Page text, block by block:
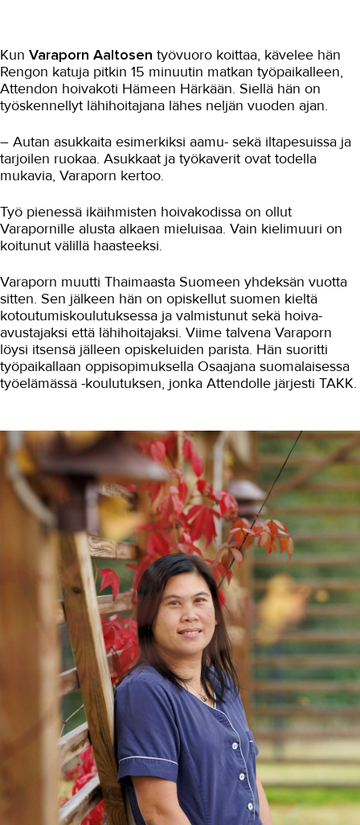
Palvelumuotoilu ja tuotekehitys
Puhtaus, kotityö ja välinehuolto
Rakentaminen
Sisustaminen ja pintakäsittely
Sosiaali- ja terveysala
Sähköala
Talotekniikka ja kylmäala
Työyhteisö ja työura
Työhön opastamista kahdella
kielellä
Palvelumuotoilulla vaikuttavia
työllisyyspalveluita
Työnopastus saa työntekijän
viihtymään
Oma ala löytyi kokeilemalla
Työhyvinvointia Alexander-
tekniikalla
Urabooster-koulutus
menestyksekkäästi päätökseen
Uraboosterista potkua välivuosiin
VoimaKoulussa opiskelun
kynnyksellä
Valimotekniikka
Ympäristöala
Yrittäjyys
Koulutusopas
Studies in English
Kun Varaporn Aaltosen työvuoro koittaa, kävelee hän
Rengon katuja pitkin 15 minuutin matkan työpaikalleen,
Attendon hoivakoti Hämeen Härkään. Siellä hän on
työskennellyt lähihoitajana lähes neljän vuoden ajan.
– Autan asukkaita esimerkiksi aamu- sekä iltapesuissa ja
tarjoilen ruokaa. Asukkaat ja työkaverit ovat todella
mukavia, Varaporn kertoo.
Työ pienessä ikäihmisten hoivakodissa on ollut
Varapornille alusta alkaen mieluisaa. Vain kielimuuri on
koitunut välillä haasteeksi.
Varaporn muutti Thaimaasta Suomeen yhdeksän vuotta
sitten. Sen jälkeen hän on opiskellut suomen kieltä
kotoutumiskoulutuksessa ja valmistunut sekä hoiva-
avustajaksi että lähihoitajaksi. Viime talvena Varaporn
löysi itsensä jälleen opiskeluiden parista. Hän suoritti
työpaikallaan oppisopimuksella Osaajana suomalaisessa
työelämässä -koulutuksen, jonka Attendolle järjesti TAKK.